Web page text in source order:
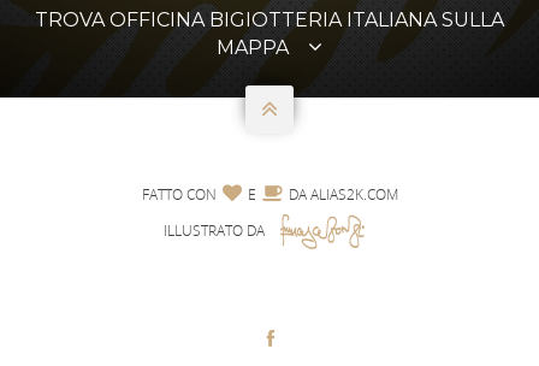
TROVA OFFICINA BIGIOTTERIA ITALIANA SULLA
MAPPA

FATTO CON  E  DAALIAS2K.COM
ILLUSTRATO DA
